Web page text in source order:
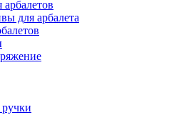
для арбалета